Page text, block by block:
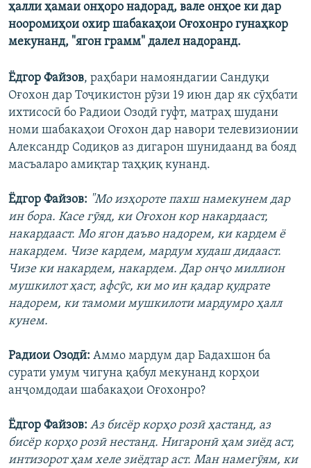
ҳалли ҳамаи онҳоро надорад, вале онҳое ки дар
нооромиҳои охир шабакаҳои Оғохонро гунаҳкор
мекунанд, "ягон грамм" далел надоранд.
Ёдгор Файзов, раҳбари намояндагии Сандуқи
Оғохон дар Тоҷикистон рӯзи 19 июн дар як сӯҳбати
ихтисосӣ бо Радиои Озодӣ гуфт, матраҳ шудани
номи шабакаҳои Оғохон дар навори телевизионии
Александр Содиқов аз дигарон шунидаанд ва бояд
масъаларо амиқтар таҳқиқ кунанд.
Ёдгор Файзов: "Мо изҳороте пахш намекунем дар
ин бора. Касе гӯяд, ки Оғохон кор накардааст,
накардааст. Мо ягон даъво надорем, ки кардем ё
накардем. Чизе кардем, мардум худаш дидааст.
Чизе ки накардем, накардем. Дар онҷо миллион
мушкилот ҳаст, афсӯс, ки мо ин қадар қудрате
надорем, ки тамоми мушкилоти мардумро ҳалл
кунем.
Радиои Озодӣ: Аммо мардум дар Бадахшон ба
сурати умум чигуна қабул мекунанд корҳои
анҷомдодаи шабакаҳои Оғохонро?
Ёдгор Файзов: Аз бисёр корҳо розӣ ҳастанд, аз
бисёр корҳо розӣ нестанд. Нигаронӣ ҳам зиёд аст,
интизорот ҳам хеле зиёдтар аст. Ман намегӯям, ки